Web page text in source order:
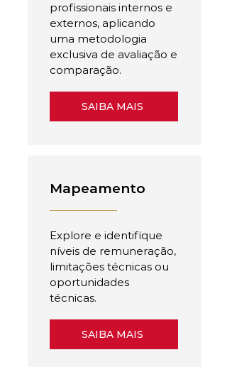
profissionais internos e
externos, aplicando
uma metodologia
exclusiva de avaliação e
comparação.
SAIBA MAIS
Mapeamento
Explore e identifique
níveis de remuneração,
limitações técnicas ou
oportunidades
técnicas.
SAIBA MAIS